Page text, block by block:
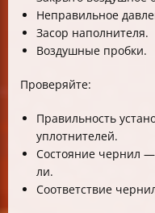
Неправильное
Засор наполнителя.
Воздушные пробки.
Проверяйте:
Правильность
уплотнителей.
Состояние чернил
ли.
Соответствие